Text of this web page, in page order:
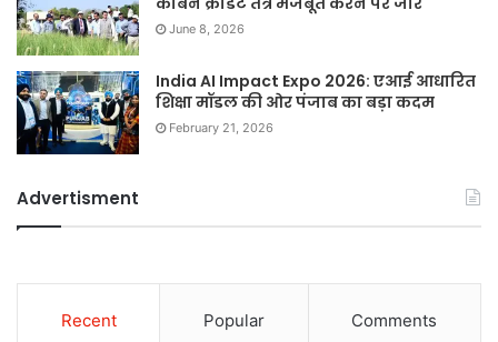
June 8, 2026
India AI Impact Expo 2026: एआई आधारित
शिक्षा मॉडल की ओर पंजाब का बड़ा कदम
February 21, 2026
Advertisment
Recent Popular Comments